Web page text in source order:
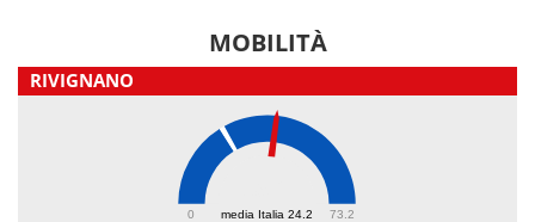
MOBILITÀ
RIVIGNANO
media Italia 24.2
0 73.2